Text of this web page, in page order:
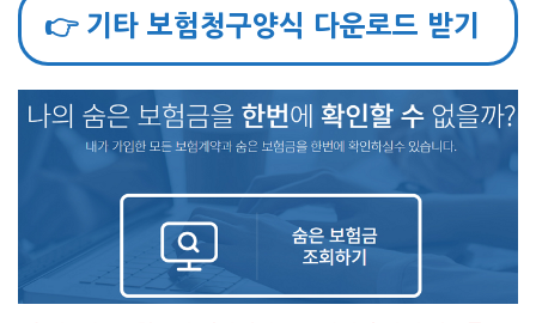
👉 기타 보험청구양식 다운로드 받기